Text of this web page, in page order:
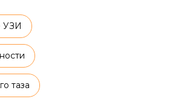
УЗИ
таза